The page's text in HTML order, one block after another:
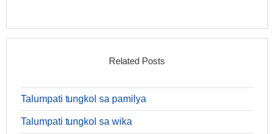
Related Posts
Talumpati tungkol sa pamilya
Talumpati tungkol sa wika